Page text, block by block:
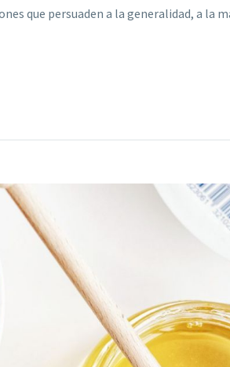
que persuaden a la generalidad, a la